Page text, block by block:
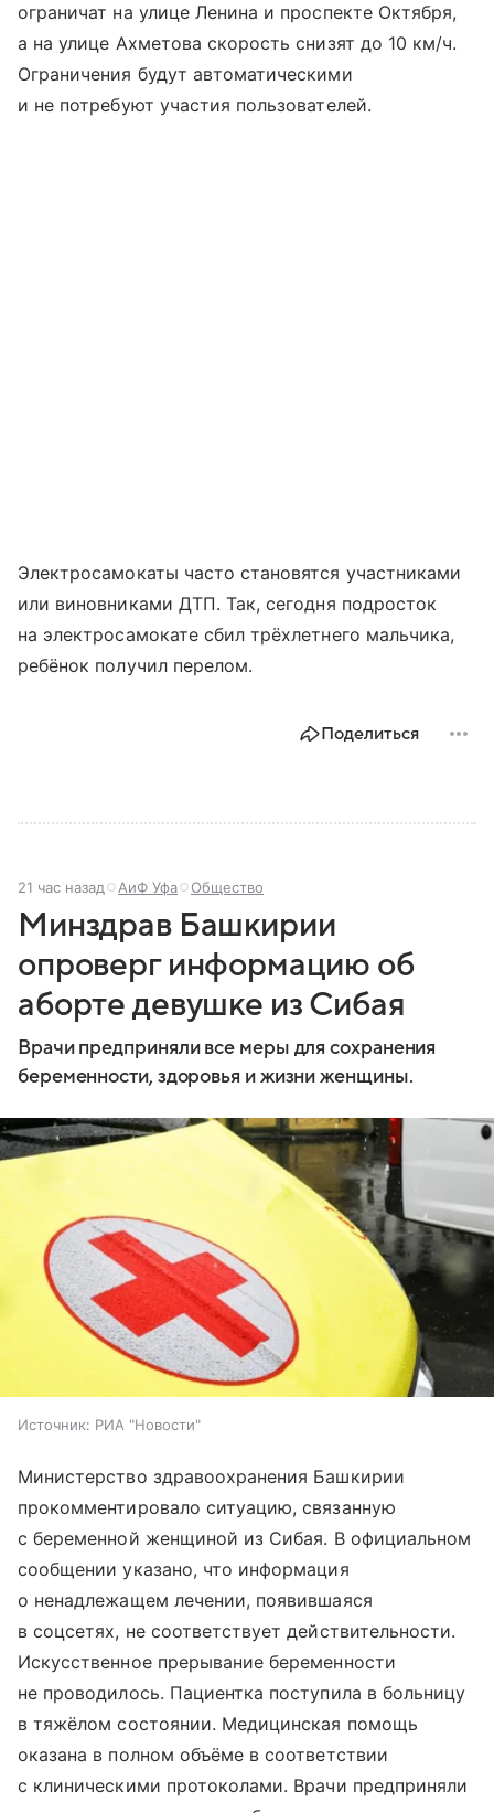
ограничат на улице Ленина и проспекте Октября,
а на улице Ахметова скорость снизят до 10 км/ч.
Ограничения будут автоматическими
и не потребуют участия пользователей.
Электросамокаты часто становятся участниками
или виновниками ДТП. Так, сегодня подросток
на электросамокате сбил трёхлетнего мальчика,
ребёнок получил перелом.
Поделиться
21 час назад АиФ Уфа Общество
Минздрав Башкирии
опроверг информацию об
аборте девушке из Сибая
Врачи предприняли все меры для сохранения
беременности, здоровья и жизни женщины.
Источник: РИА "Новости"
Министерство здравоохранения Башкирии
прокомментировало ситуацию, связанную
с беременной женщиной из Сибая. В официальном
сообщении указано, что информация
о ненадлежащем лечении, появившаяся
в соцсетях, не соответствует действительности.
Искусственное прерывание беременности
не проводилось. Пациентка поступила в больницу
в тяжёлом состоянии. Медицинская помощь
оказана в полном объёме в соответствии
с клиническими протоколами. Врачи предприняли